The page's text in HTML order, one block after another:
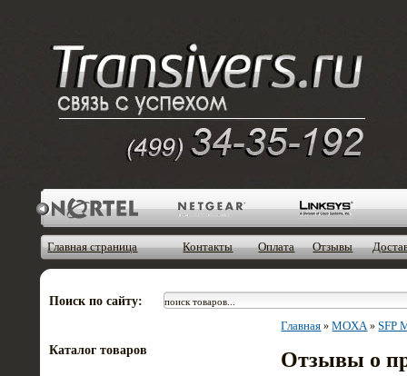
Главная страница Контакты Оплата Отзывы
Поиск по сайту:
Каталог товаров
Главная »MOXA»SFP
Отзывы о